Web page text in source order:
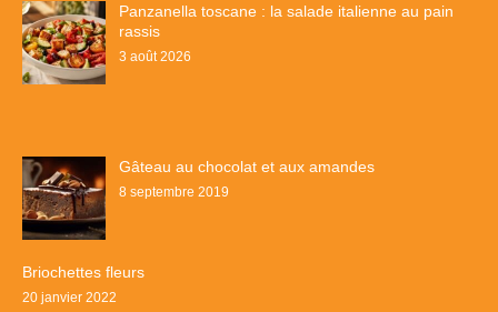
Panzanella toscane : la salade italienne au pain
rassis
3 août 2026
Gâteau au chocolat et aux amandes
8 septembre 2019
Briochettes fleurs
20 janvier 2022